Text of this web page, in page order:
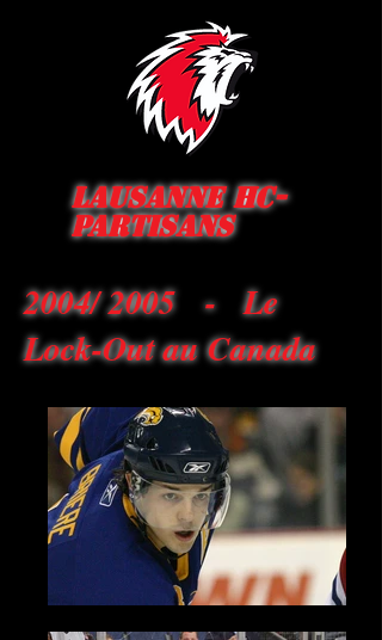
Lausanne HC-
Partisans
2004/ 2005 - Le
Lock-Out au Canada